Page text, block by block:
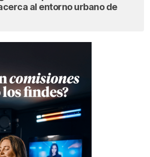
al entorno urbano de